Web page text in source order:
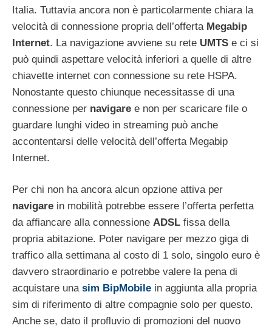
Italia. Tuttavia ancora non è particolarmente chiara la
velocità di connessione propria dell’offerta Megabip
Internet. La navigazione avviene su rete UMTS e ci si
può quindi aspettare velocità inferiori a quelle di altre
chiavette internet con connessione su rete HSPA.
Nonostante questo chiunque necessitasse di una
connessione per navigare e non per scaricare file o
guardare lunghi video in streaming può anche
accontentarsi delle velocità dell’offerta Megabip
Internet.
Per chi non ha ancora alcun opzione attiva per
navigare in mobilità potrebbe essere l’offerta perfetta
da affiancare alla connessione ADSL fissa della
propria abitazione. Poter navigare per mezzo giga di
traffico alla settimana al costo di 1 solo, singolo euro è
davvero straordinario e potrebbe valere la pena di
acquistare una sim BipMobile in aggiunta alla propria
sim di riferimento di altre compagnie solo per questo.
Anche se, dato il profluvio di promozioni del nuovo